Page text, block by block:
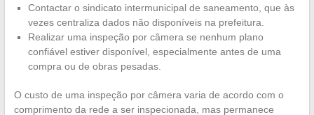
Contactar o sindicato intermunicipal de saneamento, que às
vezes centraliza dados não disponíveis na prefeitura.
Realizar uma inspeção por câmera se nenhum plano
confiável estiver disponível, especialmente antes de uma
compra ou de obras pesadas.
O custo de uma inspeção por câmera varia de acordo com o
comprimento da rede a ser inspecionada, mas permanece